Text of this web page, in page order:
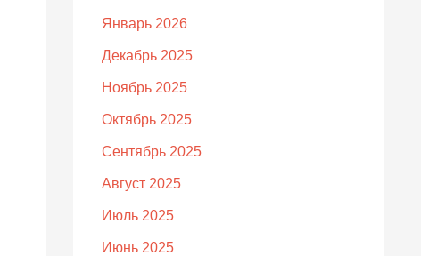
Январь 2026
Декабрь 2025
Ноябрь 2025
Октябрь 2025
Сентябрь 2025
Август 2025
Июль 2025
Июнь 2025